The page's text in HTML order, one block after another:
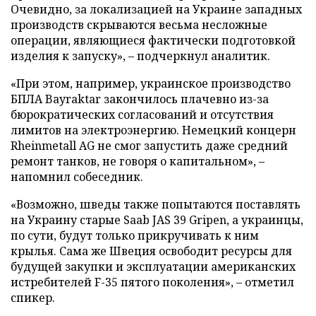
Очевидно, за локализацией на Украине западных
производств скрываются весьма несложные
операции, являющиеся фактически подготовкой
изделия к запуску», – подчеркнул аналитик.
«При этом, например, украинское производство
БПЛА Bayraktar закончилось плачевно из-за
бюрократических согласований и отсутствия
лимитов на электроэнергию. Немецкий концерн
Rheinmetall AG не смог запустить даже средний
ремонт танков, не говоря о капитальном», –
напомнил собеседник.
«Возможно, шведы также попытаются поставлять
на Украину старые Saab JAS 39 Gripen, а украинцы,
по сути, будут только прикручивать к ним
крылья. Сама же Швеция освободит ресурсы для
будущей закупки и эксплуатации американских
истребителей F-35 пятого поколения», – отметил
спикер.